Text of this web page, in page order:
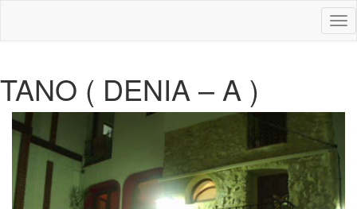
TANO ( DENIA – A )